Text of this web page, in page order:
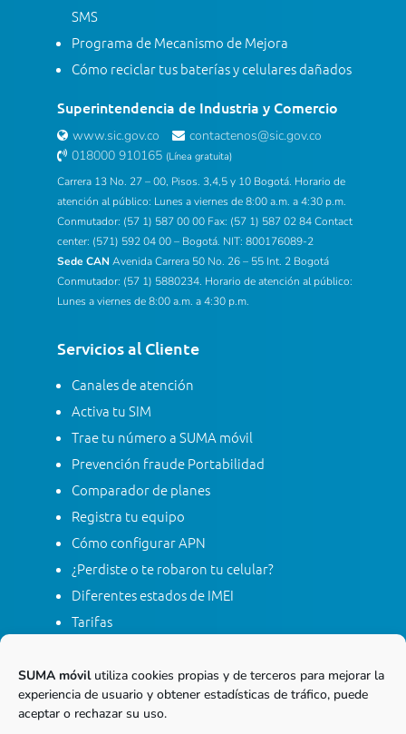
SUMA móvilutiliza cookies propias y de terceros para mejorar la
experiencia de usuario y obtener estadísticas de tráfico, puede
aceptar o rechazar su uso.
SMS
Programa de Mecanismo de Mejora
Cómo reciclar tus baterías y celulares dañados
Superintendencia de Industria y Comercio
www.sic.gov.co
contactenos@sic.gov.co
018000 910165 (Línea gratuita)
Carrera 13 No. 27 – 00, Pisos. 3,4,5 y 10 Bogotá. Horario de
atención al público: Lunes a viernes de 8:00 a.m. a 4:30 p.m.
Conmutador: (57 1) 587 00 00 Fax: (57 1) 587 02 84 Contact
center: (571) 592 04 00 – Bogotá. NIT: 800176089-2
Sede CAN Avenida Carrera 50 No. 26 – 55 Int. 2 Bogotá
Conmutador: (57 1) 5880234. Horario de atención al público:
Lunes a viernes de 8:00 a.m. a 4:30 p.m.
Servicios al Cliente
Canales de atención
Activa tu SIM
Trae tu número a SUMA móvil
Prevención fraude Portabilidad
Comparador de planes
Registra tu equipo
Cómo configurar APN
¿Perdiste o te robaron tu celular?
Diferentes estados de IMEI
Tarifas
Apagón red móvil 2G